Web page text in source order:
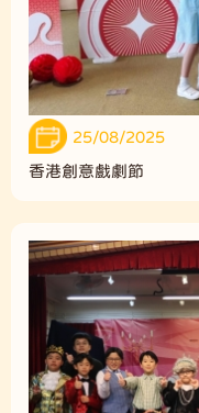
25/08/2025
香港創意戲劇節